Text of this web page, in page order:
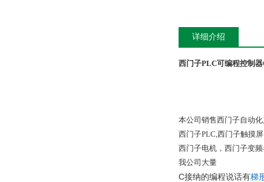
详细介绍
西门子PLC可编程控制器
本公司销售西门子自动
西门子PLC,西门子触摸
西门子电机，西门子变
我公司大量
C接纳的编程说话有梯